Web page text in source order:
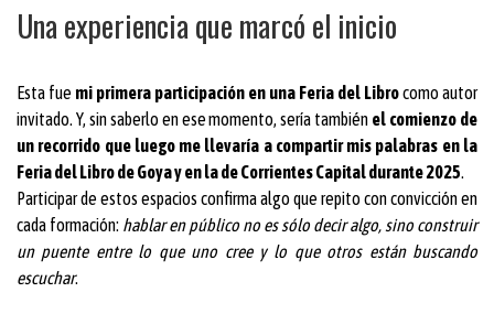
Una experiencia que marcó el inicio
Esta fue mi primera participación en una Feria del Librocomo autor
invitado. Y, sin saberlo en ese momento, sería también el comienzo de
un recorrido que luego me llevaría a compartir mis palabras en la
Feria del Libro de Goya y en la de Corrientes Capital durante 2025
Participar de estos espacios confirma algo que repito con convicción en
cada formación: hablar en público no es sólo decir algo, sino construir
un puente entre lo que uno cree y lo que otros están buscando
escuchar.